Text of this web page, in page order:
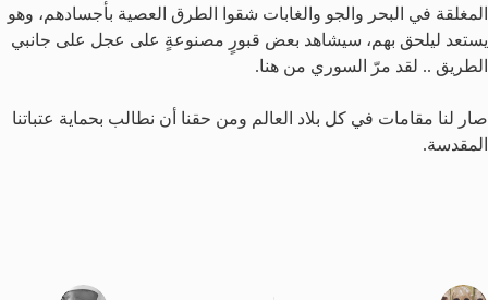
المغلقة في البحر والجو والغابات شقوا الطرق العصية بأجسادهم، وهو
يستعد ليلحق بهم، سيشاهد بعض قبورٍ مصنوعةٍ على عجل على جانبي
الطريق .. لقد مرّ السوري من هنا.
صار لنا مقامات في كل بلاد العالم ومن حقنا أن نطالب بحماية عتباتنا
المقدسة.